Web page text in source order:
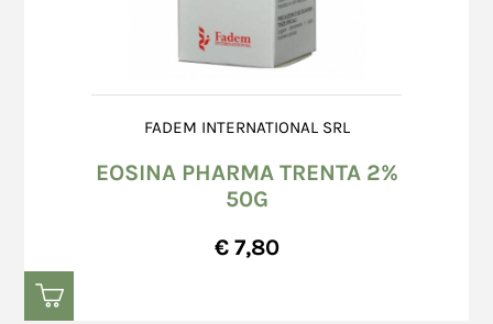
FADEM INTERNATIONAL SRL
EOSINA PHARMA TRENTA 2%
50G
€ 7,80